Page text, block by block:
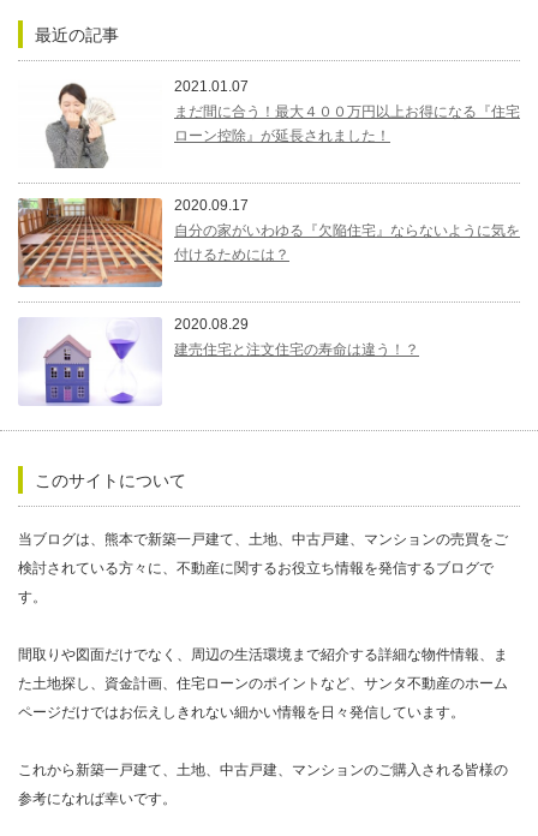
最近の記事
2021.01.07
まだ間に合う！最大４００万円以上お得になる『住宅
ローン控除』が延長されました！
2020.09.17
自分の家がいわゆる『欠陥住宅』ならないように気を
付けるためには？
2020.08.29
建売住宅と注文住宅の寿命は違う！？
このサイトについて
当ブログは、熊本で新築一戸建て、土地、中古戸建、マンションの売買をご
検討されている方々に、不動産に関するお役立ち情報を発信するブログで
す。
間取りや図面だけでなく、周辺の生活環境まで紹介する詳細な物件情報、ま
た土地探し、資金計画、住宅ローンのポイントなど、サンタ不動産のホーム
ページだけではお伝えしきれない細かい情報を日々発信しています。
これから新築一戸建て、土地、中古戸建、マンションのご購入される皆様の
参考になれば幸いです。